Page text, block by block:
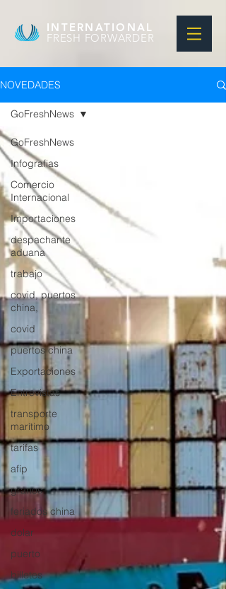
INTERNATIONAL
FRESH FORWARDER
NOVEDADES
GoFreshNews
Infografias
Comercio
Internacional
Importaciones
despachante
aduana
trabajo
covid, puertos
china,
covid
puertos china
Exportaciones
Entrevistas
transporte
marítimo
tarifas
afip
granos
feriados china
dolar
puerto
billetes
GoFreshNews